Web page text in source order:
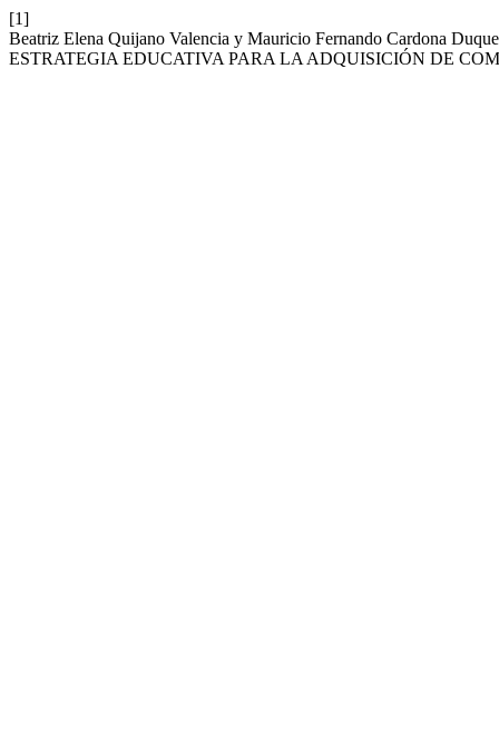
[1]
Beatriz Elena Quijano Valencia y Mauricio Fernando Cardona
ESTRATEGIA EDUCATIVA PARA LA ADQUISICIÓN DE